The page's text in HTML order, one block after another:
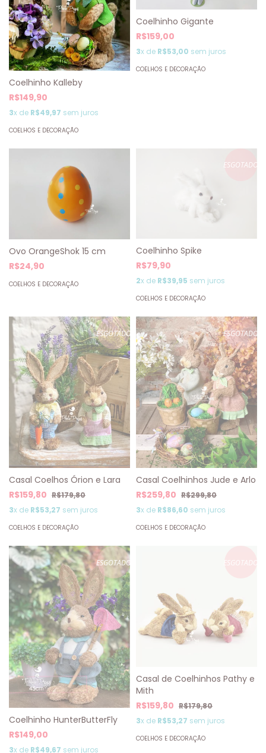
Coelhinho Kalleby
R$149,90
3x de R$49,97 sem juros
COELHOS E DECORAÇÃO
Coelhinho Gigante
R$159,00
3x de R$53,00 sem juros
COELHOS E DECORAÇÃO
Ovo OrangeShok 15 cm
R$24,90
COELHOS E DECORAÇÃO
ESGOTADO
Coelhinho Spike
R$79,90
2x de R$39,95 sem juros
COELHOS E DECORAÇÃO
ESGOTADO
Casal Coelhos Órion e Lara
R$159,80 R$179,80
3x de R$53,27 sem juros
COELHOS E DECORAÇÃO
ESGOTADO
Casal Coelhinhos Jude e Arlo
R$259,80 R$299,80
3x de R$86,60 sem juros
COELHOS E DECORAÇÃO
ESGOTADO
Coelhinho HunterButterFly
R$149,00
3x de R$49,67 sem juros
ESGOTADO
Casal de Coelhinhos Pathy e
Mith
R$159,80 R$179,80
3x de R$53,27 sem juros
COELHOS E DECORAÇÃO